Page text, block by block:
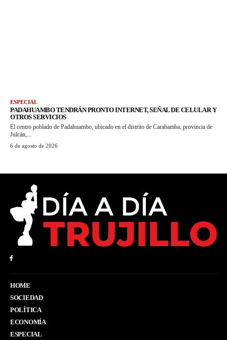
ESPECIAL
PADAHUAMBO TENDRÁN PRONTO INTERNET, SEÑAL DE CELULAR Y
OTROS SERVICIOS
El centro poblado de Padahuambo, ubicado en el distrito de Carabamba, provincia de
Julcán,...
6 de agosto de 2026
HOME
SOCIEDAD
POLÍTICA
ECONOMÍA
ESPECIAL